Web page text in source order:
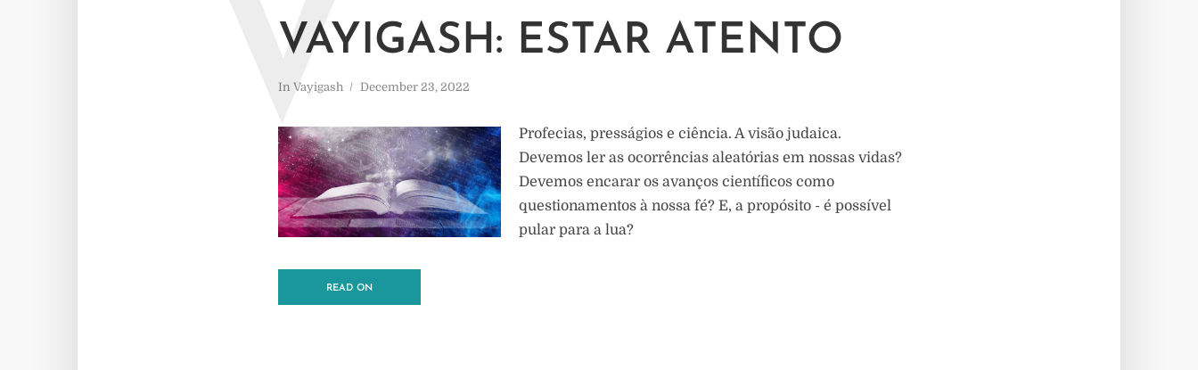
VAYIGASH: ESTAR ATENTO
In Vayigash December 23, 2022
V
Profecias, presságios e ciência. A visão judaica.
Devemos ler as ocorrências aleatórias em nossas vidas?
Devemos encarar os avanços científicos como
questionamentos à nossa fé? E, a propósito - é possível
pular para a lua?
READ ON